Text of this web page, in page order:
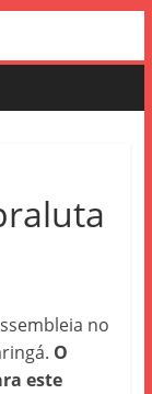
no
O
este